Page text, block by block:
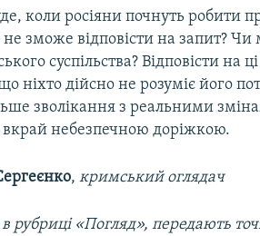
коли росіяни почнуть робити
не зможе відповісти на запит?
суспільства? Відповісти на
ніхто дійсно не розуміє його
зволікання з реальними
вкрай небезпечною доріжкою.
, кримський оглядач
рубриці «Погляд», передають